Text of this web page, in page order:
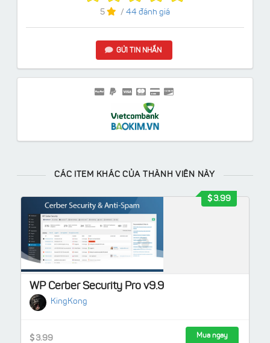
5 / 44 đánh giá
GỬI TIN NHẮN
CÁC ITEM KHÁC CỦA THÀNH VIÊN NÀY
WP Cerber Security Pro v9.9
KingKong
3.99 Mua ngay
3.99